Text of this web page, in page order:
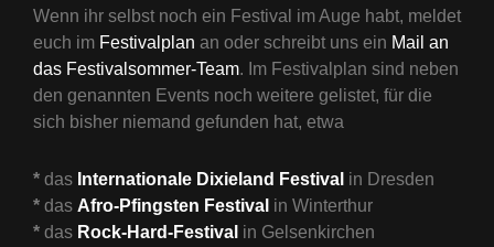
Wenn ihr selbst noch ein Festival im Auge habt, meldet
euch im Festivalplan an oder schreibt uns ein Mail an
das Festivalsommer-Team. Im Festivalplan sind neben
den genannten Events noch weitere gelistet, für die
sich bisher niemand gefunden hat, etwa
* das Internationale Dixieland Festival in Dresden
* das Afro-Pfingsten Festival in Winterthur
* das Rock-Hard-Festival in Gelsenkirchen